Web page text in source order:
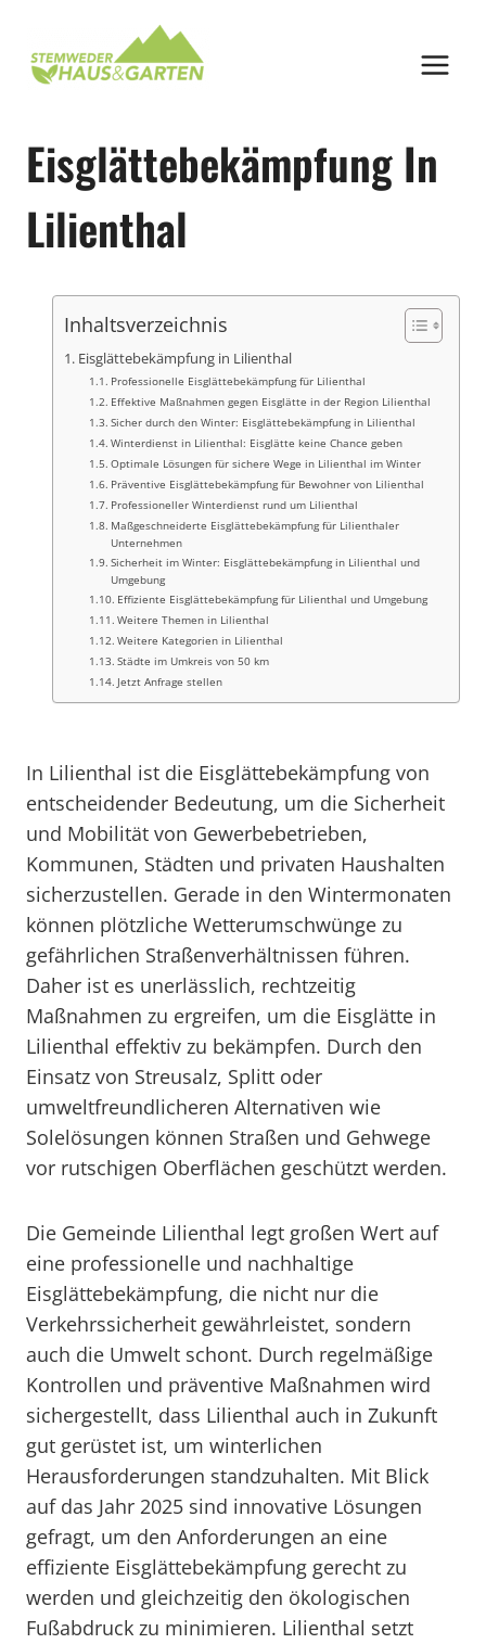
springen
Eisglättebekämpfung In
Lilienthal
Inhaltsverzeichnis
Eisglättebekämpfung in Lilienthal
Professionelle Eisglättebekämpfung für Lilienthal
Effektive Maßnahmen gegen Eisglätte in der Region Lilienthal
Sicher durch den Winter: Eisglättebekämpfung in Lilienthal
Winterdienst in Lilienthal: Eisglätte keine Chance geben
Optimale Lösungen für sichere Wege in Lilienthal im Winter
Präventive Eisglättebekämpfung für Bewohner von Lilienthal
Professioneller Winterdienst rund um Lilienthal
Maßgeschneiderte Eisglättebekämpfung für Lilienthaler
Unternehmen
Sicherheit im Winter: Eisglättebekämpfung in Lilienthal und
Umgebung
Effiziente Eisglättebekämpfung für Lilienthal und Umgebung
Weitere Themen in Lilienthal
Weitere Kategorien in Lilienthal
Städte im Umkreis von 50 km
Jetzt Anfrage stellen
In Lilienthal ist die Eisglättebekämpfung von
entscheidender Bedeutung, um die Sicherheit
und Mobilität von Gewerbebetrieben,
Kommunen, Städten und privaten Haushalten
sicherzustellen. Gerade in den Wintermonaten
können plötzliche Wetterumschwünge zu
gefährlichen Straßenverhältnissen führen.
Daher ist es unerlässlich, rechtzeitig
Maßnahmen zu ergreifen, um die Eisglätte in
Lilienthal effektiv zu bekämpfen. Durch den
Einsatz von Streusalz, Splitt oder
umweltfreundlicheren Alternativen wie
Solelösungen können Straßen und Gehwege
vor rutschigen Oberflächen geschützt werden.
Die Gemeinde Lilienthal legt großen Wert auf
eine professionelle und nachhaltige
Eisglättebekämpfung, die nicht nur die
Verkehrssicherheit gewährleistet, sondern
auch die Umwelt schont. Durch regelmäßige
Kontrollen und präventive Maßnahmen wird
sichergestellt, dass Lilienthal auch in Zukunft
gut gerüstet ist, um winterlichen
Herausforderungen standzuhalten. Mit Blick
auf das Jahr 2025 sind innovative Lösungen
gefragt, um den Anforderungen an eine
effiziente Eisglättebekämpfung gerecht zu
werden und gleichzeitig den ökologischen
Fußabdruck zu minimieren. Lilienthal setzt